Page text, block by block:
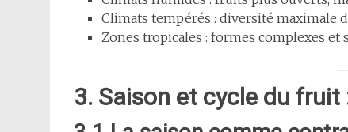
Climats tempérés : diversité maximale
Zones tropicales : formes complexes
3. Saison et cycle du